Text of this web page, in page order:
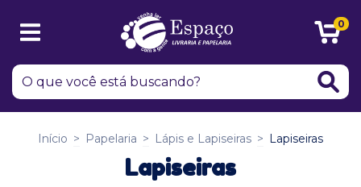
0
Início > Papelaria > Lápis e Lapiseiras > Lapiseiras
Lapiseiras